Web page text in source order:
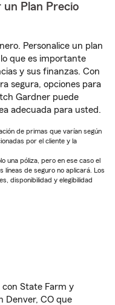
Plan Precio
Personalice un plan
que es importante
y sus finanzas. Con
segura, opciones para
Gardner puede
adecuada para usted.
de primas que varían según
por el cliente y la
una póliza, pero en ese caso el
de seguro no aplicará. Los
disponibilidad y elegibilidad
State Farm y
Denver, CO que